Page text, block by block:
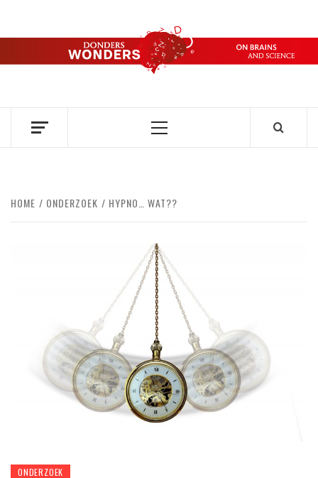
de
DONDERS
OVER HERSENEN EN WETENSCHAP // ON BRAINS AND
Primair
HOME ONDERZOEK HYPNO… WAT??
ONDERZOEK